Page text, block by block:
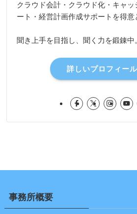
クラウド会計・クラウド化・キャ
ート・経営計画作成サポートを得意
聞き上手を目指し、聞く力を鍛錬中
詳しいプロフィ
事務所概要